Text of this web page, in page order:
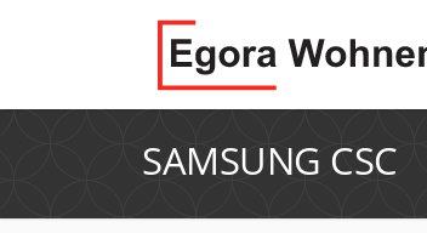
SAMSUNG CSC